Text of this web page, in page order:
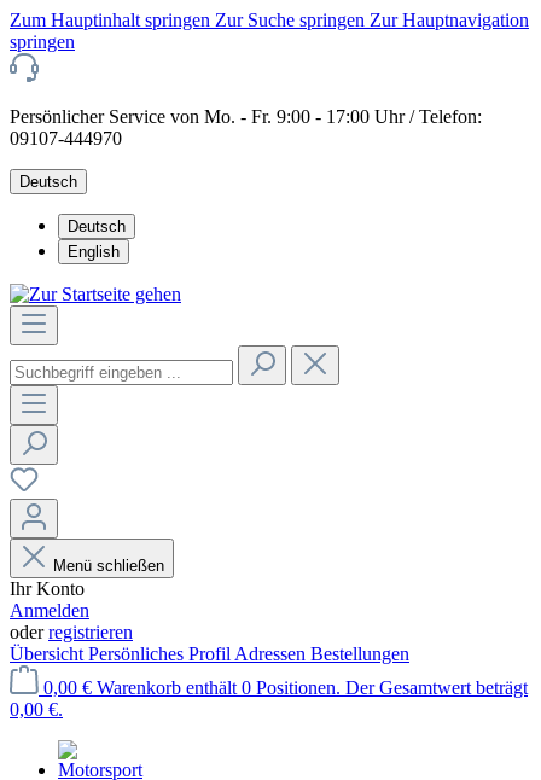
Zum Hauptinhalt springen Zur Suche springen Zur Hauptnavigation
springen
Persönlicher Service von Mo. - Fr. 9:00 - 17:00 Uhr / Telefon:
09107-444970
Deutsch
Deutsch
English
Menü schließen
Ihr Konto
Anmelden
oderregistrieren
Übersicht Persönliches Profil Adressen Bestellungen
0,00 € Warenkorb enthält 0 Positionen. Der Gesamtwert beträgt
0,00 €.